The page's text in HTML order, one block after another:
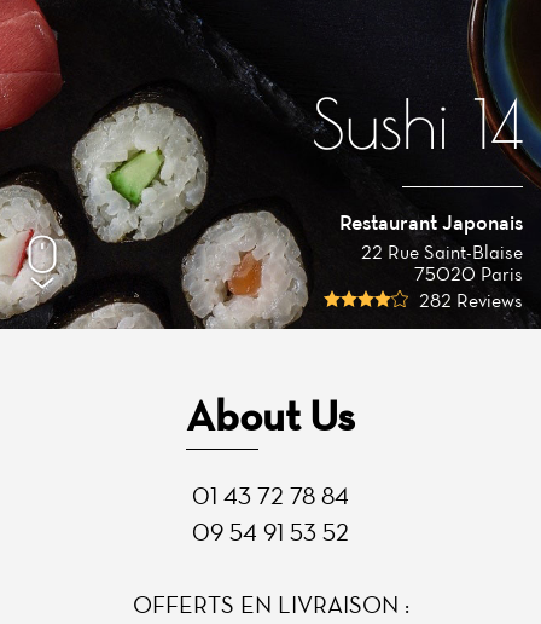
Sushi 14
Restaurant Japonais
22 Rue Saint-Blaise
75020 Paris
282 Reviews
About Us
01 43 72 78 84
09 54 91 53 52
OFFERTS EN LIVRAISON :